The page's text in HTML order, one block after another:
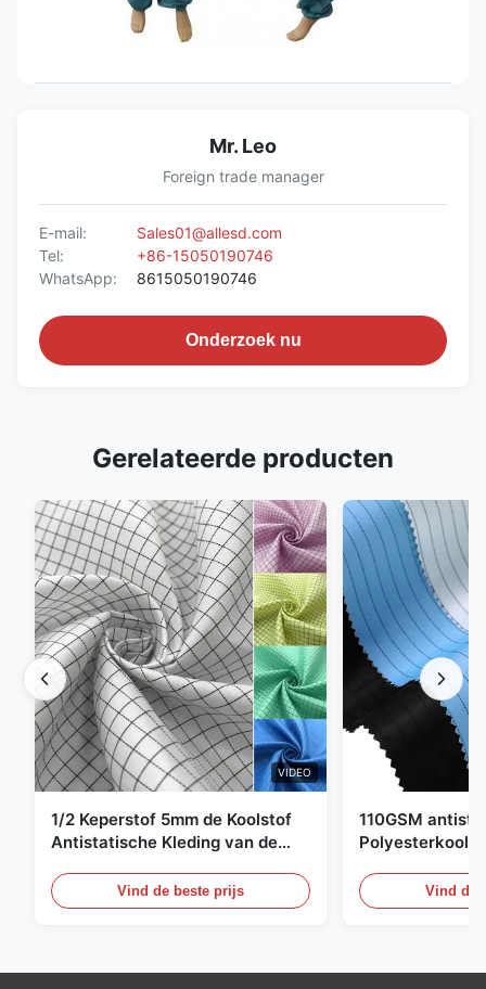
Mr. Leo
Foreign trade manager
E-mail:
Sales01@allesd.com
Tel:
+86-15050190746
WhatsApp:
8615050190746
Onderzoek nu
Gerelateerde producten
VIDEO
1/2 Keperstof 5mm de Koolstof
Antistatische Kleding van de
Vind de beste prijs
110GSM
Vind de